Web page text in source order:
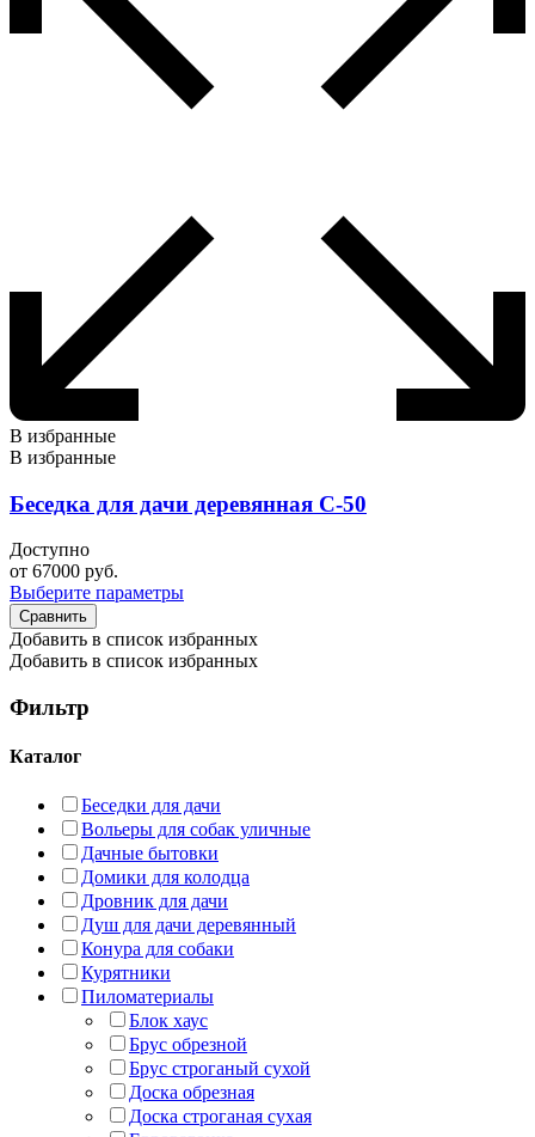
В избранные
В избранные
Беседка для дачи деревянная С-50
Доступно
от 67000 руб.
Выберите параметры
Сравнить
Добавить в список избранных
Добавить в список избранных
Фильтр
Каталог
Беседки для дачи
Вольеры для собак уличные
Дачные бытовки
Домики для колодца
Дровник для дачи
Душ для дачи деревянный
Конура для собаки
Курятники
Пиломатериалы
Блок хаус
Брус обрезной
Брус строганый сухой
Доска обрезная
Доска строганая сухая